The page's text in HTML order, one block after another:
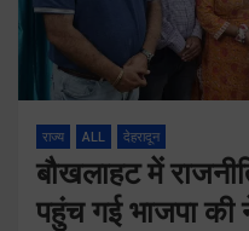
राज्य ALL देहरादून
बौखलाहट में
पहुंच गई भाजपा की